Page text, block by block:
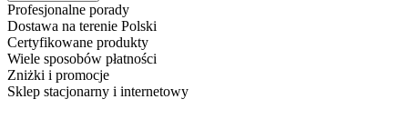
Profesjonalne porady
Dostawa na terenie Polski
Certyfikowane produkty
Wiele sposobów płatności
Zniżki i promocje
Sklep stacjonarny i internetowy